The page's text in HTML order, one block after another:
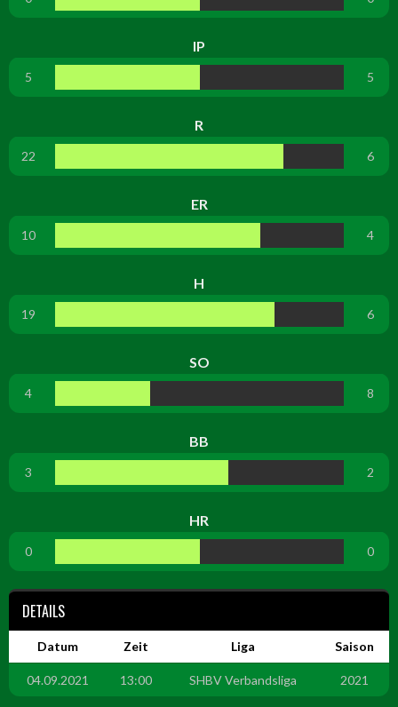
IP
5 5
R
22 6
ER
10 4
H
19 6
SO
4 8
BB
3 2
HR
0 0
DETAILS
Datum Zeit Liga Saison
04.09.2021 13:00 SHBV Verbandsliga 2021